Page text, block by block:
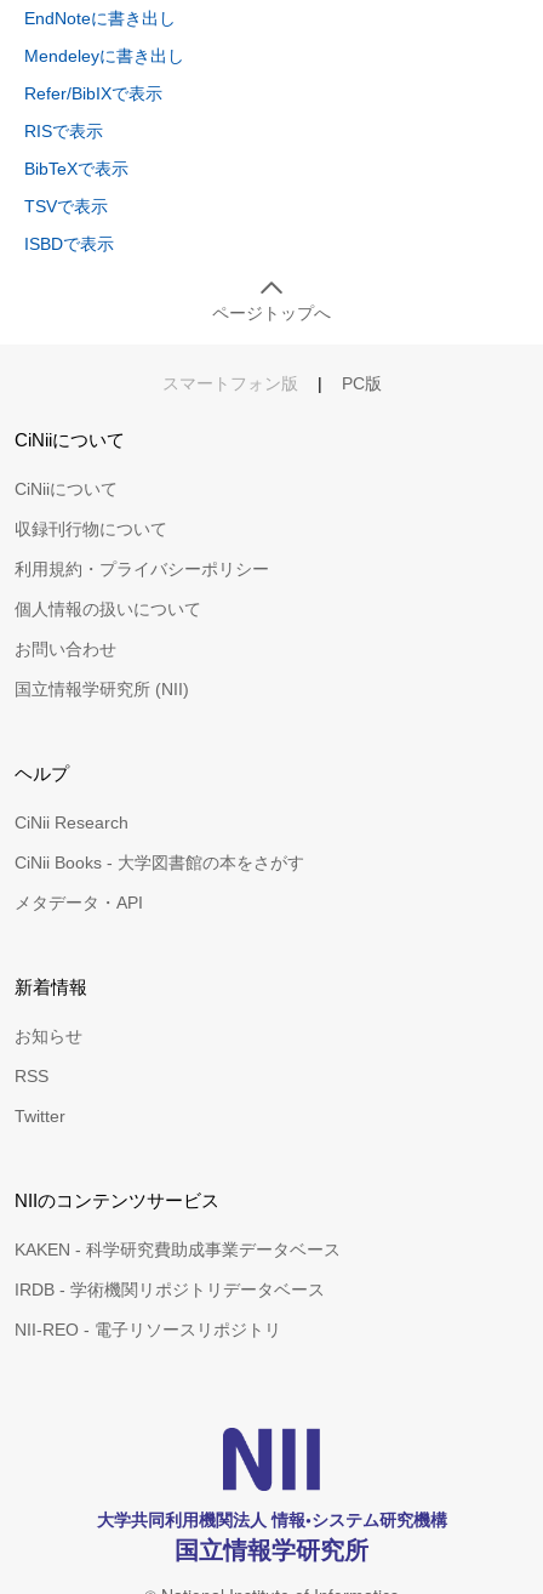
EndNoteに書き出し
Mendeleyに書き出し
Refer/BibIXで表示
RISで表示
BibTeXで表示
TSVで表示
ISBDで表示
ページトップへ
スマートフォン版 | PC版
CiNiiについて
CiNiiについて
収録刊行物について
利用規約・プライバシーポリシー
個人情報の扱いについて
お問い合わせ
国立情報学研究所 (NII)
ヘルプ
CiNii Research
CiNii Books - 大学図書館の本をさがす
メタデータ・API
新着情報
お知らせ
RSS
Twitter
NIIのコンテンツサービス
KAKEN - 科学研究費助成事業データベース
IRDB - 学術機関リポジトリデータベース
NII-REO - 電子リソースリポジトリ
大学共同利用機関法人 情報•システム研究機構
国立情報学研究所